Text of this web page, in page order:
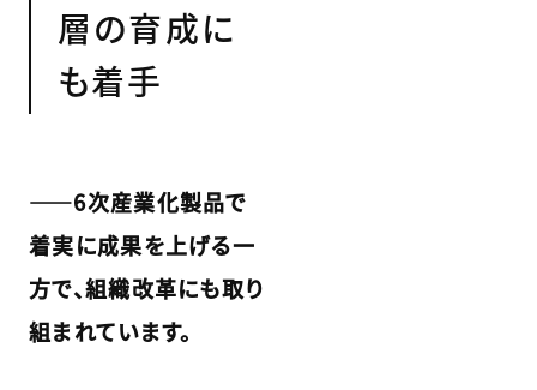
層の育成に
も着手
――6次産業化製品で
着実に成果を上げる一
方で、組織改革にも取り
組まれています。